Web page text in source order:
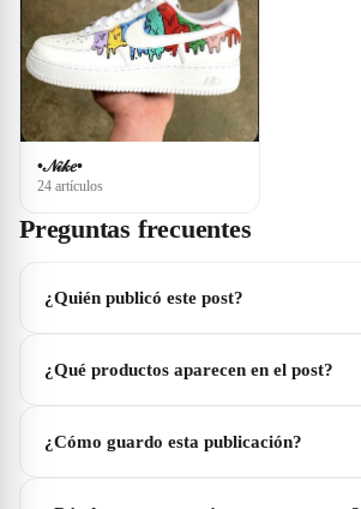
•𝒩𝒾𝓀𝑒•
24 artículos
Preguntas frecuentes
¿Quién publicó este post?
¿Qué productos aparecen en el post?
¿Cómo guardo esta publicación?